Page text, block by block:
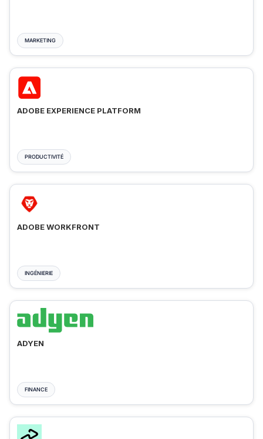
MARKETING
ADOBE EXPERIENCE PLATFORM
PRODUCTIVITÉ
ADOBE WORKFRONT
INGÉNIERIE
ADYEN
FINANCE